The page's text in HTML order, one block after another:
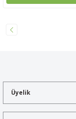
Üyelik